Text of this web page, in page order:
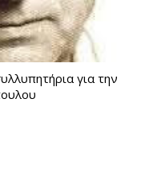
για την